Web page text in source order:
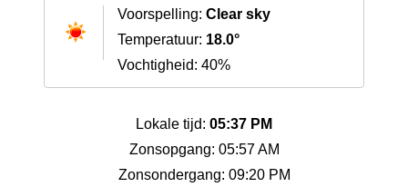
Voorspelling: Clear sky
Temperatuur: 18.0°
Vochtigheid: 40%
Lokale tijd: 05:37 PM
Zonsopgang: 05:57 AM
Zonsondergang: 09:20 PM